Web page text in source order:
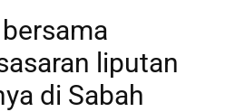
liputan
di Sabah